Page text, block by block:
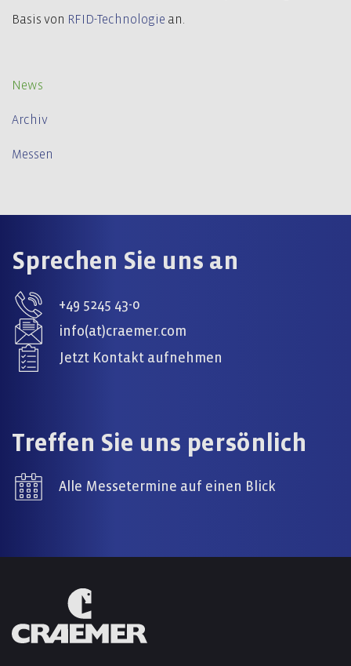
News
Archiv
Messen
Basis von RFID-Technologie an.
Sprechen Sie uns an
+49 5245 43-0
info(at)craemer.com
Jetzt Kontakt aufnehmen
Treffen Sie uns persönlich
Alle Messetermine auf einen Blick